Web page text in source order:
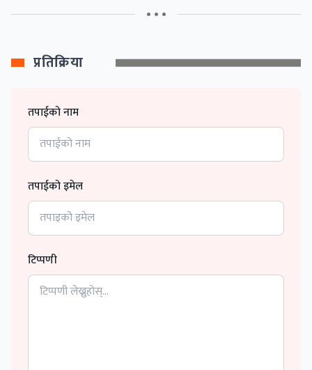
• • •
प्रतिक्रिया
तपाईको नाम
तपाईको इमेल
टिप्पणी